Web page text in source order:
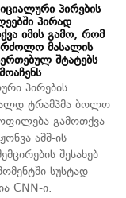
პირების
პირად
იმის გამო, რომ
მასალის
შტატებს
პირების
ტრამპმა ბოლო
გამოთქვა
აშშ-ის
შესახებ
სუსტად
CNN-ი.